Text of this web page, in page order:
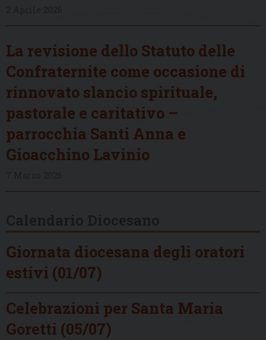
La revisione dello Statuto delle
Confraternite come occasione di
rinnovato slancio spirituale,
pastorale e caritativo –
parrocchia Santi Anna e
Gioacchino Lavinio
Giornata diocesana degli oratori
estivi (01/07)
Celebrazioni per Santa Maria
Goretti (05/07)